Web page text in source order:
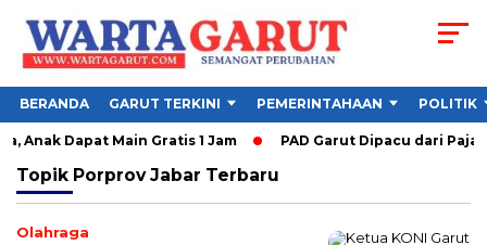
BERANDA GARUT TERKINI PEMERINTAHAAN POLITIK
Anak Dapat Main Gratis 1 Jam PAD Garut Dipacu dari
Topik Porprov Jabar Terbaru
Olahraga